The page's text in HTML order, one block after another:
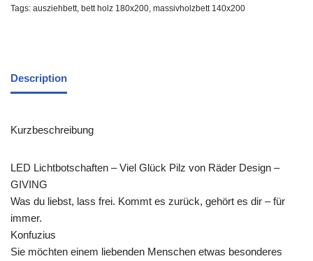
Tags: ausziehbett, bett holz 180x200, massivholzbett 140x200
Description
Kurzbeschreibung
LED Lichtbotschaften – Viel Glück Pilz von Räder Design –
GIVING
Was du liebst, lass frei. Kommt es zurück, gehört es dir – für
immer.
Konfuzius
Sie möchten einem liebenden Menschen etwas besonderes